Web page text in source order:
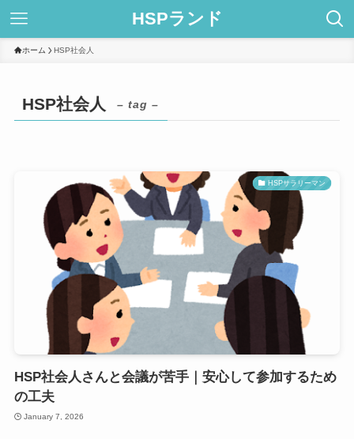
HSPランド
ホーム HSP社会人
HSP社会人 – tag –
HSPサラリーマン
HSP社会人さんと会議が苦手｜安心して参加するため
の工夫
January 7, 2026